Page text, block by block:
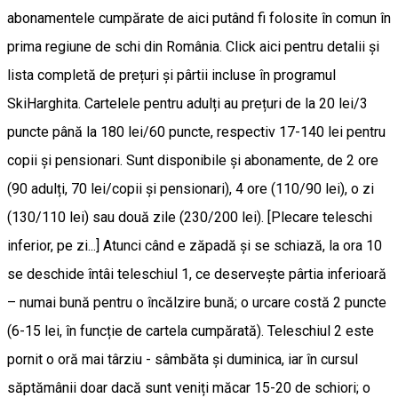
abonamentele cumpărate de aici putând fi folosite în comun în
prima regiune de schi din România. Click aici pentru detalii și
lista completă de prețuri și pârtii incluse în programul
SkiHarghita. Cartelele pentru adulți au prețuri de la 20 lei/3
puncte până la 180 lei/60 puncte, respectiv 17-140 lei pentru
copii și pensionari. Sunt disponibile și abonamente, de 2 ore
(90 adulți, 70 lei/copii și pensionari), 4 ore (110/90 lei), o zi
(130/110 lei) sau două zile (230/200 lei). [Plecare teleschi
inferior, pe zi...] Atunci când e zăpadă și se schiază, la ora 10
se deschide întâi teleschiul 1, ce deservește pârtia inferioară
– numai bună pentru o încălzire bună; o urcare costă 2 puncte
(6-15 lei, în funcție de cartela cumpărată). Teleschiul 2 este
pornit o oră mai târziu - sâmbăta și duminica, iar în cursul
săptămânii doar dacă sunt veniți măcar 15-20 de schiori; o